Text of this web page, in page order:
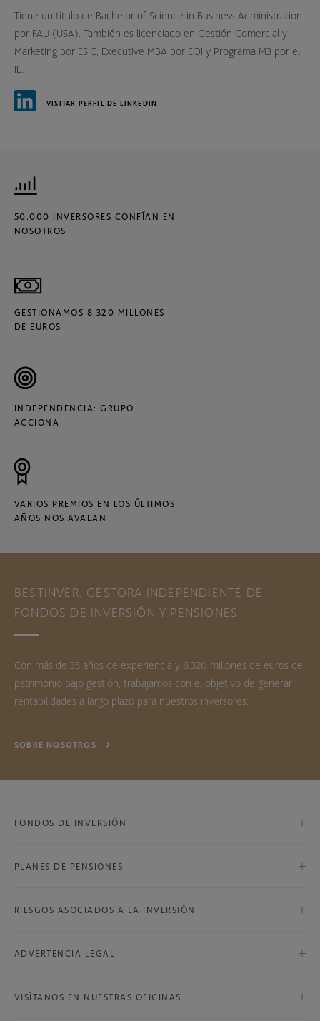
Tiene un título de Bachelor of Science in Business Administration
por FAU (USA). También es licenciado en Gestión Comercial y
Marketing por ESIC, Executive MBA por EOI y Programa M3 por el
IE.
VISITAR PERFIL DE LINKEDIN
50.000 INVERSORES CONFÍAN EN
NOSOTROS
GESTIONAMOS 8.320 MILLONES
DE EUROS
INDEPENDENCIA: GRUPO
ACCIONA
VARIOS PREMIOS EN LOS ÚLTIMOS
AÑOS NOS AVALAN
BESTINVER, GESTORA INDEPENDIENTE DE
FONDOS DE INVERSIÓN Y PENSIONES
Con más de 35 años de experiencia y 8.320 millones de euros de
patrimonio bajo gestión, trabajamos con el objetivo de generar
rentabilidades a largo plazo para nuestros inversores.
SOBRE NOSOTROS
FONDOS DE INVERSIÓN
Bestinver Internacional, F.I.
Bestinver Grandes Compañías, F.I.
PLANES DE PENSIONES
Bestinver Plan Norteamérica, F.P.
RIESGOS ASOCIADOS A LA INVERSIÓN
ADVERTENCIA LEGAL
VISÍTANOS EN NUESTRAS OFICINAS